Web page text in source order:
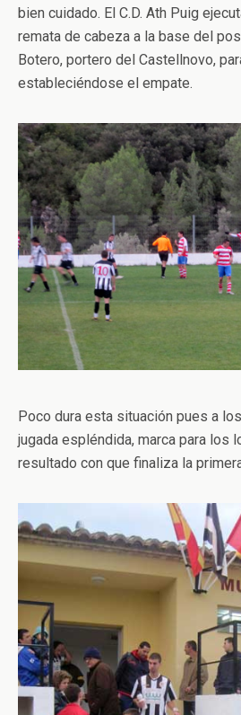
bien cuidado. El C.D. Ath Puig
remata de cabeza a la base del
Botero, portero del Castellnovo,
estableciéndose el empate.
Poco dura esta situación pues a
jugada espléndida, marca para los
resultado con que finaliza la